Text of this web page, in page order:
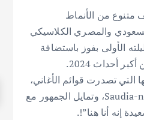
بطيف متنوع من الأنماط
الراب السعودي والمصري الكلاسيكي
وموسيقى الإلكترو هاوس، وشكل احتفال ساوندستورم 24 في ليلته الأولى بفوز باستضافة
تصدرت قوائم الأغاني،
مثل “سنيوريتا”، وأعادت إنتاج أغنيتها هافانا”” لتصيغها بطريقة مميزة للسعودية “”Saudia-na-na-na، وتمايل الجمهور مع
إنه أنا هنا”!.